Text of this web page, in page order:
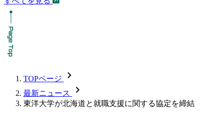
TOPページ chevron_forward
最新ニュース chevron_forward
東洋大学が北海道と就職支援に関する協定を締結